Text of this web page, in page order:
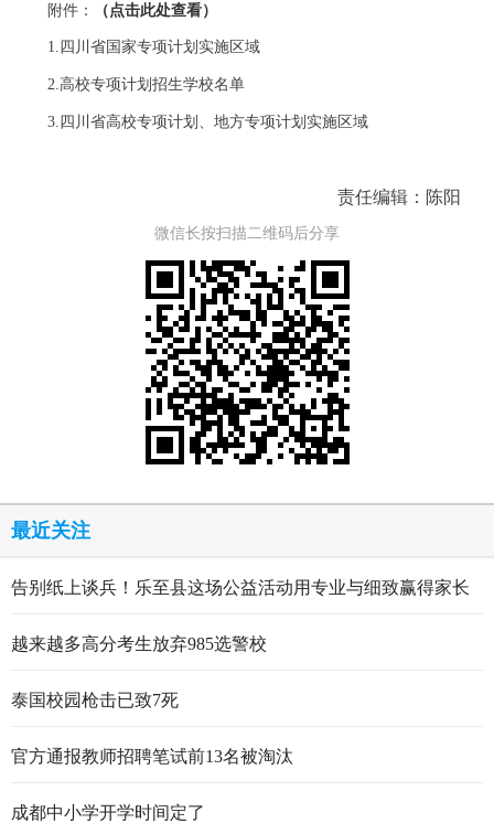
附件： （点击此处查看）
1.四川省国家专项计划实施区域
2.高校专项计划招生学校名单
3.四川省高校专项计划、地方专项计划实施区域
责任编辑：陈阳
微信长按扫描二维码后分享
最近关注
告别纸上谈兵！乐至县这场公益活动用专业与细致赢得家长
越来越多高分考生放弃985选警校
泰国校园枪击已致7死
官方通报教师招聘笔试前13名被淘汰
成都中小学开学时间定了